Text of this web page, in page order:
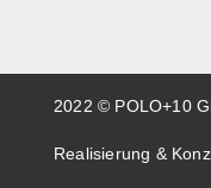
2022 © POLO+10
Realisierung &